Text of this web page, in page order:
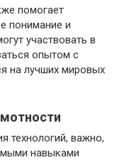
помогает
понимание и
участвовать в
опытом с
на лучших мировых
технологий, важно,
навыками